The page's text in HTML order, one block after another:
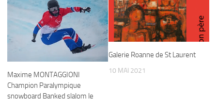
Maxime MONTAGGIONI
Champion Paralympique
snowboard Banked slalom le
Galerie Roanne de St Laurent
10 MAI 2021